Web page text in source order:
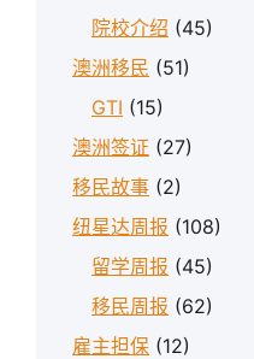
院校介绍 (45)
澳洲移民 (51)
GTI (15)
澳洲签证 (27)
移民故事 (2)
纽星达周报 (108)
留学周报 (45)
移民周报 (62)
雇主担保 (12)